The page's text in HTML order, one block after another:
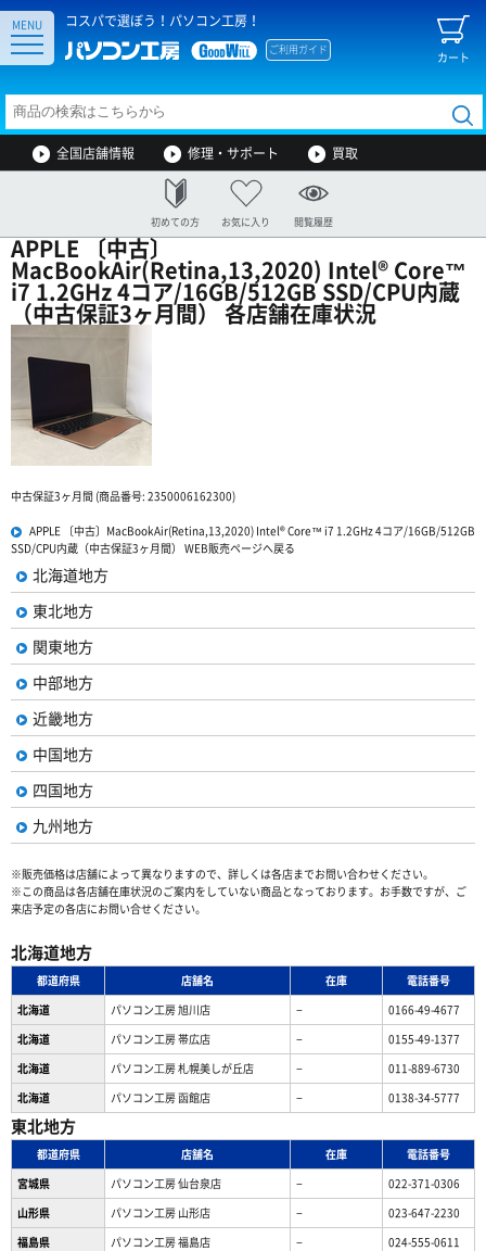
コスパで選ぼう！パソコン工房！
カート
ご利用ガイド
MENU
全国店舗情報 修理・サポート 買取
初めての方 お気に入り 閲覧履歴
APPLE 〔中古〕
MacBookAir(Retina,13,2020) Intel® Core™
i7 1.2GHz 4コア/16GB/512GB SSD/CPU内蔵
（中古保証3ヶ月間） 各店舗在庫状況
中古保証3ヶ月間 (商品番号: 2350006162300)
APPLE 〔中古〕MacBookAir(Retina,13,2020) Intel® Core™ i7 1.2GHz 4コア/16GB/512GB
SSD/CPU内蔵（中古保証3ヶ月間） WEB販売ページへ戻る
北海道地方
東北地方
関東地方
中部地方
近畿地方
中国地方
四国地方
九州地方
※販売価格は店舗によって異なりますので、詳しくは各店までお問い合わせください。
※この商品は各店舗在庫状況のご案内をしていない商品となっております。お手数ですが、ご
来店予定の各店にお問い合せください。
北海道地方
都道府県 店舗名 在庫
電話番号
北海道
パソコン工房 旭川店 −
0166-49-4677
北海道
パソコン工房 帯広店 −
0155-49-1377
北海道
パソコン⼯房 札幌美しが丘店 −
011-889-6730
北海道
パソコン工房 函館店 − 0138-34-5777
東北地方
都道府県 店舗名 在庫
電話番号
宮城県
パソコン工房 仙台泉店 −
022-371-0306
山形県
パソコン工房 山形店 −
023-647-2230
福島県
パソコン工房 福島店 −
024-555-0611